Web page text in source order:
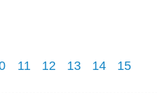
11 12 13 14
15